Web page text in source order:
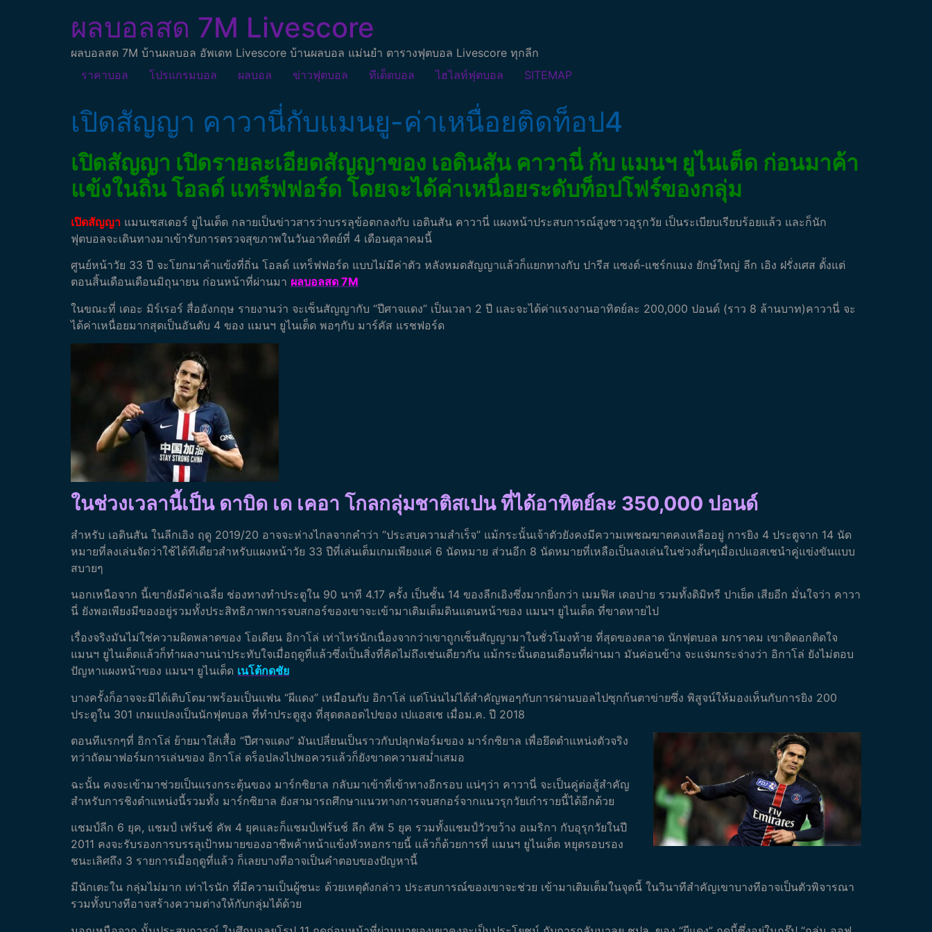
ผลบอลสด 7M Livescore
ผลบอลสด 7M บ้านผลบอล อัพเดท Livescore บ้านผลบอล แม่นยำ ตารางฟุตบอล Livescore ทุกลีก
ราคาบอล
โปรแกรมบอล ผลบอล ข่าวฟุตบอล ทีเด็ดบอล ไฮไลท์ฟุตบอล SITEMAP
เปิดสัญญา คาวานี่กับแมนยู-ค่าเหนื่อยติดท็อป4
เปิดสัญญา เปิดรายละเอียดสัญญาของ เอดินสัน คาวานี่ กับ แมนฯ ยูไนเต็ด ก่อนมาค้า
แข้งในถิ่น โอลด์ แทร็ฟฟอร์ด โดยจะได้ค่าเหนื่อยระดับท็อปโฟร์ของกลุ่ม
เปิดสัญญา แมนเชสเตอร์ ยูไนเต็ด กลายเป็นข่าวสารว่าบรรลุข้อตกลงกับ เอดินสัน คาวานี่ แผงหน้าประสบการณ์สูงชาวอุรุกวัย เป็นระเบียบเรียบร้อยแล้ว และก็นัก
ฟุตบอลจะเดินทางมาเข้ารับการตรวจสุขภาพในวันอาทิตย์ที่ 4 เดือนตุลาคมนี้
ศูนย์หน้าวัย 33 ปี จะโยกมาค้าแข้งที่ถิ่น โอลด์ แทร็ฟฟอร์ด แบบไม่มีค่าตัว หลังหมดสัญญาแล้วก็แยกทางกับ ปารีส แซงต์-แชร์กแมง ยักษ์ใหญ่ ลีก เอิง ฝรั่งเศส ตั้งแต่
ตอนสิ้นเดือนเดือนมิถุนายน ก่อนหน้าที่ผ่านมา ผลบอลสด 7M
ในขณะที่ เดอะ มิร์เรอร์ สื่ออังกฤษ รายงานว่า จะเซ็นสัญญากับ “ปีศาจแดง” เป็นเวลา 2 ปี และจะได้ค่าแรงงานอาทิตย์ละ 200,000 ปอนด์ (ราว 8 ล้านบาท)คาวานี่ จะ
ได้ค่าเหนื่อยมากสุดเป็นอันดับ 4 ของ แมนฯ ยูไนเต็ด พอๆกับ มาร์คัส แรชฟอร์ด
ในช่วงเวลานี้เป็น ดาบิด เด เคอา โกลกลุ่มชาติสเปน ที่ได้อาทิตย์ละ 350,000 ปอนด์
สำหรับ เอดินสัน ในลีกเอิง ฤดู 2019/20 อาจจะห่างไกลจากคำว่า “ประสบความสำเร็จ” แม้กระนั้นเจ้าตัวยังคงมีความเพชฌฆาตคงเหลืออยู่ การยิง 4 ประตูจาก 14 นัด
หมายที่ลงเล่นจัดว่าใช้ได้ทีเดียวสำหรับแผงหน้าวัย 33 ปีที่เล่นเต็มเกมเพียงแค่ 6 นัดหมาย ส่วนอีก 8 นัดหมายที่เหลือเป็นลงเล่นในช่วงสั้นๆเมื่อเปแอสเชนำคู่แข่งขันแบบ
สบายๆ
นอกเหนือจาก นี้เขายังมีค่าเฉลี่ย ช่องทางทำประตูใน 90 นาที 4.17 ครั้ง เป็นชั้น 14 ของลีกเอิงซึ่งมากยิ่งกว่า เมมฟิส เดอปาย รวมทั้งดิมิทรี ปาเย็ด เสียอีก มั่นใจว่า คาวา
นี่ ยังพอเพียงมีของอยู่รวมทั้งประสิทธิภาพการจบสกอร์ของเขาจะเข้ามาเติมเต็มดินแดนหน้าของ แมนฯ ยูไนเต็ด ที่ขาดหายไป
เรื่องจริงมันไม่ใช่ความผิดพลาดของ โอเดียน อิกาโล่ เท่าไหร่นักเนื่องจากว่าเขาถูกเซ็นสัญญามาในชั่วโมงท้าย ที่สุดของตลาด นักฟุตบอล มกราคม เขาติดอกติดใจ
แมนฯ ยูไนเต็ดแล้วก็ทำผลงานน่าประทับใจเมื่อฤดูที่แล้วซึ่งเป็นสิ่งที่คิดไม่ถึงเช่นเดียวกัน แม้กระนั้นตอนเดือนที่ผ่านมา มันค่อนข้าง จะแจ่มกระจ่างว่า อิกาโล่ ยังไม่ตอบ
ปัญหาแผงหน้าของ แมนฯ ยูไนเต็ด เนโต้กดชัย
บางครั้งก็อาจจะมิได้เติบโตมาพร้อมเป็นแฟน “ผีแดง” เหมือนกับ อิกาโล่ แต่โน่นไม่ได้สำคัญพอๆกับการผ่านบอลไปซุกก้นตาข่ายซึ่ง พิสูจน์ให้มองเห็นกับการยิง 200
ประตูใน 301 เกมแปลงเป็นนักฟุตบอล ที่ทำประตูสูง ที่สุดตลอดไปของ เปแอสเช เมื่อม.ค. ปี 2018
ตอนทีแรกๆที่ อิกาโล่ ย้ายมาใส่เสื้อ “ปีศาจแดง” มันเปลี่ยนเป็นราวกับปลุกฟอร์มของ มาร์กซิยาล เพื่อยึดตำแหน่งตัวจริง
ทว่าถัดมาฟอร์มการเล่นของ อิกาโล่ ดร็อปลงไปพอควรแล้วก็ยังขาดความสม่ำเสมอ
ฉะนั้น คงจะเข้ามาช่วยเป็นแรงกระตุ้นของ มาร์กซิยาล กลับมาเข้าที่เข้าทางอีกรอบ แน่ๆว่า คาวานี่ จะเป็นคู่ต่อสู้สำคัญ
สำหรับการชิงตำแหน่งนี้รวมทั้ง มาร์กซิยาล ยังสามารถศึกษาแนวทางการจบสกอร์จากแนวรุกวัยเก๋ารายนี้ได้อีกด้วย
แชมป์ลีก 6 ยุค, แชมป์ เฟร้นช์ คัพ 4 ยุคและก็แชมป์เฟร้นช์ ลีก คัพ 5 ยุค รวมทั้งแชมป์วัวขว้าง อเมริกา กับอุรุกวัยในปี
2011 คงจะรับรองการบรรลุเป้าหมายของอาชีพค้าหน้าแข้งหัวหอกรายนี้ แล้วก็ด้วยการที่ แมนฯ ยูไนเต็ด หยุดรอบรอง
ชนะเลิศถึง 3 รายการเมื่อฤดูที่แล้ว ก็เลยบางทีอาจเป็นคำตอบของปัญหานี้
มีนักเตะใน กลุ่มไม่มาก เท่าไรนัก ที่มีความเป็นผู้ชนะ ด้วยเหตุดังกล่าว ประสบการณ์ของเขาจะช่วย เข้ามาเติมเต็มในจุดนี้ ในวินาทีสำคัญเขาบางทีอาจเป็นตัวพิจารณา
รวมทั้งบางทีอาจสร้างความต่างให้กับกลุ่มได้ด้วย